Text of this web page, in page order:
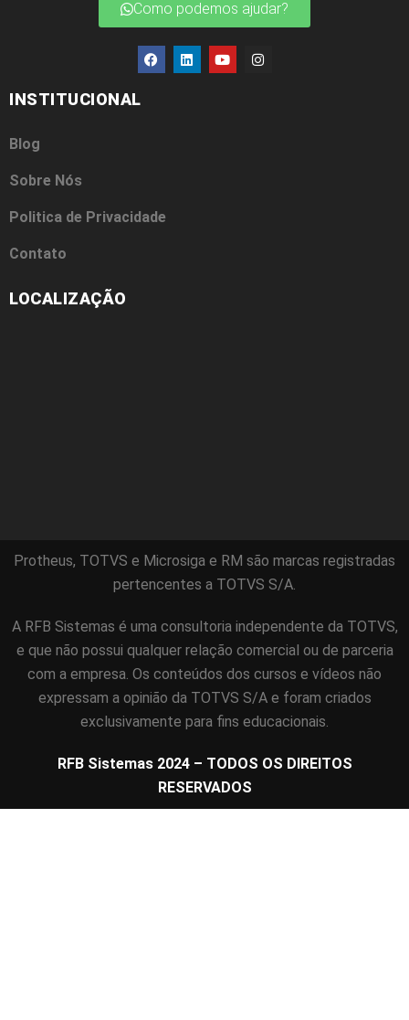
Como podemos ajudar?
INSTITUCIONAL
Blog
Sobre Nós
Politica de Privacidade
Contato
LOCALIZAÇÃO
Protheus, TOTVS e Microsiga e RM são marcas registradas
pertencentes a TOTVS S/A.
A RFB Sistemas é uma consultoria independente da TOTVS,
e que não possui qualquer relação comercial ou de parceria
com a empresa. Os conteúdos dos cursos e vídeos não
expressam a opinião da TOTVS S/A e foram criados
exclusivamente para fins educacionais.
RFB Sistemas 2024 – TODOS OS DIREITOS
RESERVADOS